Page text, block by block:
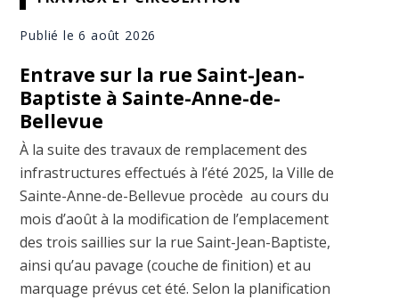
Publié le 6 août 2026
Entrave sur la rue Saint-Jean-
Baptiste à Sainte-Anne-de-
Bellevue
À la suite des travaux de remplacement des
infrastructures effectués à l’été 2025, la Ville de
Sainte-Anne-de-Bellevue procède au cours du
mois d’août à la modification de l’emplacement
des trois saillies sur la rue Saint-Jean-Baptiste,
ainsi qu’au pavage (couche de finition) et au
marquage prévus cet été. Selon la planification